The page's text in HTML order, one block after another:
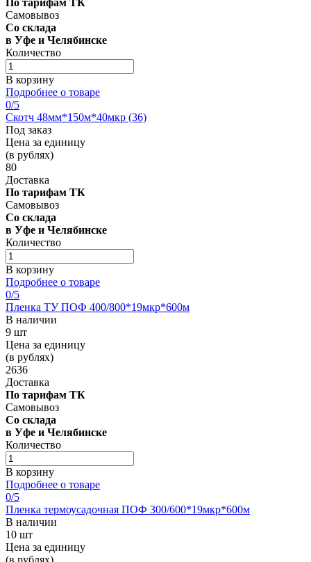
Самовывоз
Со склада
в Уфе и Челябинске
Количество
В корзину
Подробнее о товаре
0/5
Скотч 48мм*150м*40мкр (36)
Под заказ
Цена за единицу
(в рублях)
80
Доставка
По тарифам ТК
Самовывоз
Со склада
в Уфе и Челябинске
Количество
В корзину
Подробнее о товаре
0/5
Пленка ТУ ПОФ 400/800*19мкр*600м
В наличии
9 шт
Цена за единицу
(в рублях)
2636
Доставка
По тарифам ТК
Самовывоз
Со склада
в Уфе и Челябинске
Количество
В корзину
Подробнее о товаре
0/5
Пленка термоусадочная ПОФ 300/600*19мкр*600м
В наличии
10 шт
Цена за единицу
(в рублях)